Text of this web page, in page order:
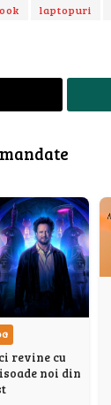
laptopuri
revine cu
noi din